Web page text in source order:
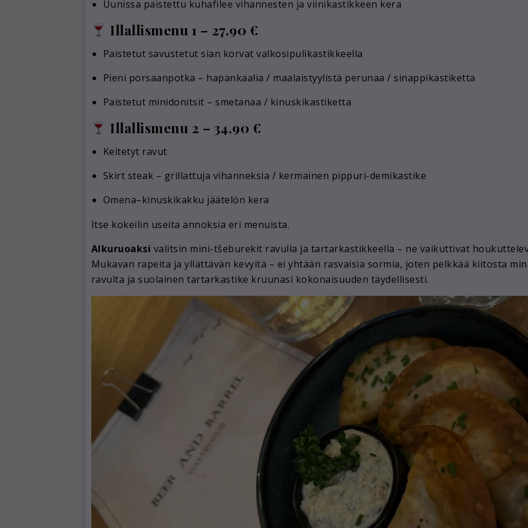
Uunissa paistettu kuhafilee vihannesten ja viinikastikkeen kera
Illallismenu 1 – 27,90 €
Paistetut savustetut sian korvat valkosipulikastikkeella
Pieni porsaanpotka – hapankaalia / maalaistyylistä perunaa / sinappikastiketta
Paistetut minidonitsit – smetanaa / kinuskikastiketta
Illallismenu 2 – 34,90 €
Keitetyt ravut
Skirt steak – grillattuja vihanneksia / kermainen pippuri-demikastike
Omena–kinuskikakku jäätelön kera
Itse kokeilin useita annoksia eri menuista.
Alkuruoaksi valitsin mini-tšeburekit ravulla ja tartarkastikkeella – ne vaikuttivat
Mukavan rapeita ja yllättävän kevyitä – ei yhtään rasvaisia sormia, joten pelkkää kiitosta
ravulta ja suolainen tartarkastike kruunasi kokonaisuuden täydellisesti.